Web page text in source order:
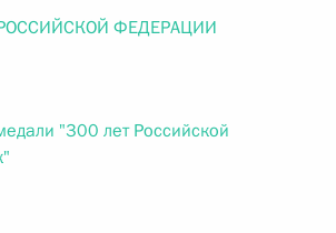
ФЕДЕРАЦИИ
"300 лет Российской